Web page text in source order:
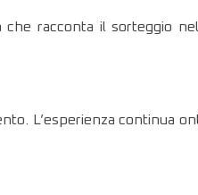
racconta il sorteggio
L’esperienza continua